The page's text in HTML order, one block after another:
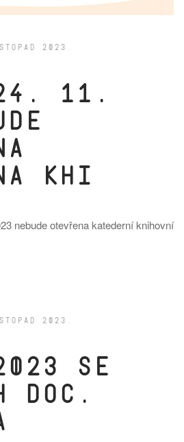
2023 .
11.
KHI
nebude otevřena katederní knihovní
2023 .
se
doc.